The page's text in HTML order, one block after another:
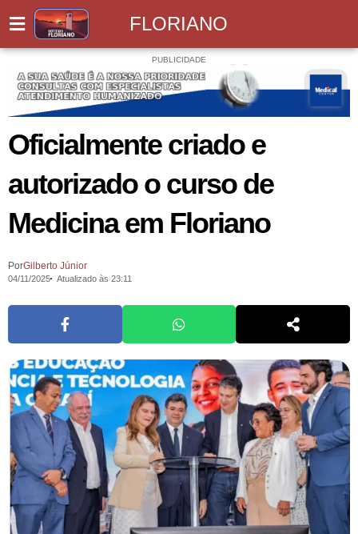
FLORIANO
PUBLICIDADE
Oficialmente criado e
autorizado o curso de
Medicina em Floriano
PorGilberto Júnior
04/11/2025 Atualizado às 23:11